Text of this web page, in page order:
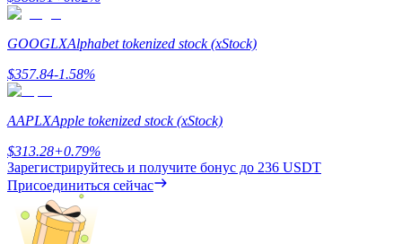
Гибкая ставка для заработка популярных токенов
Блокировки BTR
Эксклюзивные инвестиции для владельцев BTR
GOOGLXAlphabet tokenized stock (xStock)
$357.84-1.58%
AAPLXApple tokenized stock (xStock)
$313.28+0.79%
Зарегистрируйтесь и получите бонус до 236 USDT
Присоединиться сейчас